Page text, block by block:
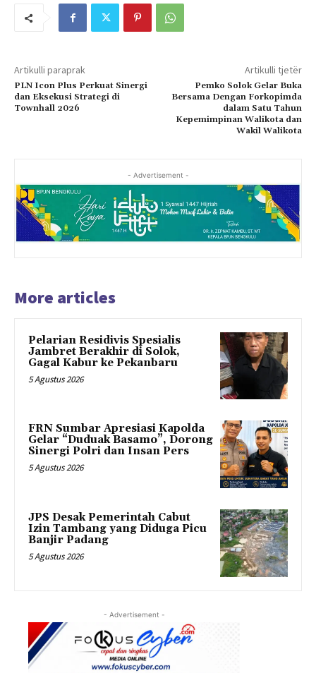
Artikulli paraprak
PLN Icon Plus Perkuat Sinergi
dan Eksekusi Strategi di
Townhall 2026
Artikulli tjetër
Pemko Solok Gelar Buka
Bersama Dengan Forkopimda
dalam Satu Tahun
Kepemimpinan Walikota dan
Wakil Walikota
- Advertisement -
More articles
Pelarian Residivis Spesialis
Jambret Berakhir di Solok,
Gagal Kabur ke Pekanbaru
5 Agustus 2026
FRN Sumbar Apresiasi Kapolda
Gelar “Duduak Basamo”, Dorong
Sinergi Polri dan Insan Pers
5 Agustus 2026
JPS Desak Pemerintah Cabut
Izin Tambang yang Diduga Picu
Banjir Padang
5 Agustus 2026
- Advertisement -